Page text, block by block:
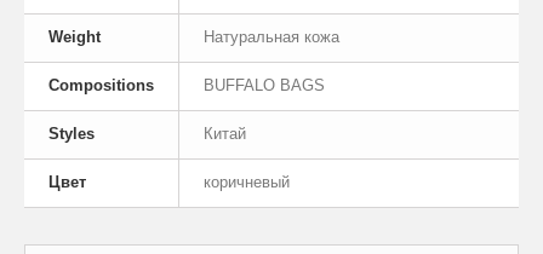
Weight Натуральная кожа
Compositions BUFFALO BAGS
Styles Китай
Цвет коричневый